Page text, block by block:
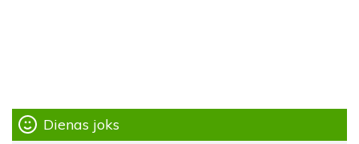
Dienas joks